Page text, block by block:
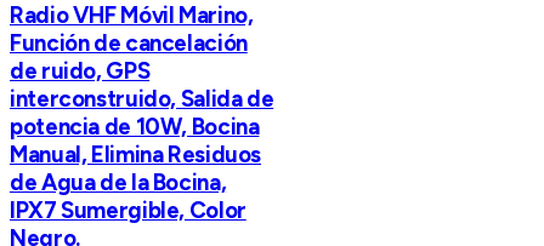
Radio VHF Móvil Marino,
Función de cancelación
de ruido, GPS
interconstruido, Salida de
potencia de 10W, Bocina
Manual, Elimina Residuos
de Agua de la Bocina,
IPX7 Sumergible, Color
Negro.